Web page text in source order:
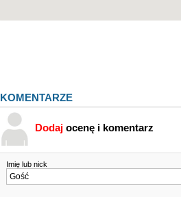
KOMENTARZE
Dodajocenę i komentarz
Imię lub nick